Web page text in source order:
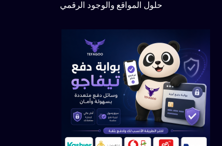
حلول المواقع والوجود الرقمي